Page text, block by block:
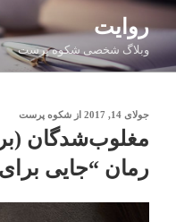
رفتن
به
محتوا
روایت
وبلاگ شخصی شکوه پرست
نوشته‌شده
جولای 14, 2017 از شکوه پرست
مغلوب‌شدگان
رمان “جایی